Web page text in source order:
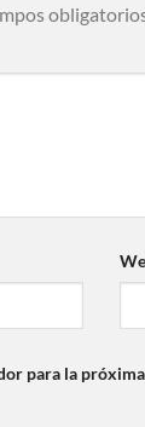
para la